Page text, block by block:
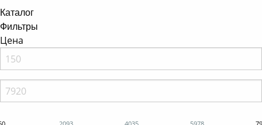
Каталог
Фильтры
Цена